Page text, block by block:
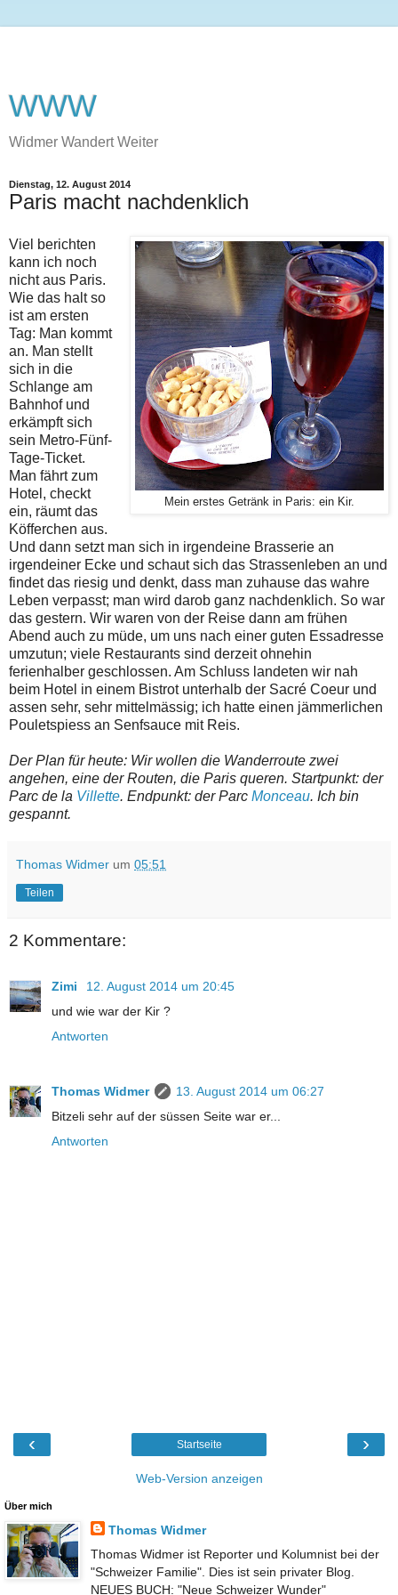
WWW
Widmer Wandert Weiter
Dienstag, 12. August 2014
Paris macht nachdenklich
Mein erstes Getränk in Paris: ein Kir.
Viel berichten
kann ich noch
nicht aus Paris.
Wie das halt so
ist am ersten
Tag: Man kommt
an. Man stellt
sich in die
Schlange am
Bahnhof und
erkämpft sich
sein Metro-Fünf-
Tage-Ticket.
Man fährt zum
Hotel, checkt
ein, räumt das
Köfferchen aus.
Und dann setzt man sich in irgendeine Brasserie an
irgendeiner Ecke und schaut sich das Strassenleben an und
findet das riesig und denkt, dass man zuhause das wahre
Leben verpasst; man wird darob ganz nachdenklich. So war
das gestern. Wir waren von der Reise dann am frühen
Abend auch zu müde, um uns nach einer guten Essadresse
umzutun; viele Restaurants sind derzeit ohnehin
ferienhalber geschlossen. Am Schluss landeten wir nah
beim Hotel in einem Bistrot unterhalb der Sacré Coeur und
assen sehr, sehr mittelmässig; ich hatte einen jämmerlichen
Pouletspiess an Senfsauce mit Reis.
Der Plan für heute: Wir wollen die Wanderroute zwei
angehen, eine der Routen, die Paris queren. Startpunkt: der
Parc de la Villette. Endpunkt: der Parc Monceau. Ich bin
gespannt.
Thomas Widmer um 05:51
Teilen
2 Kommentare:
Zimi
12. August 2014 um 20:45
und wie war der Kir ?
Antworten
Thomas Widmer
13. August 2014 um 06:27
Bitzeli sehr auf der süssen Seite war er...
Antworten
‹ ›
Startseite
Web-Version anzeigen
Über mich
Thomas Widmer
Thomas Widmer ist Reporter und Kolumnist bei der
"Schweizer Familie". Dies ist sein privater Blog.
NEUES BUCH: "Neue Schweizer Wunder"